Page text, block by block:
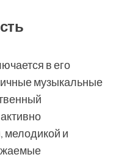
в его
музыкальные
мелодикой и